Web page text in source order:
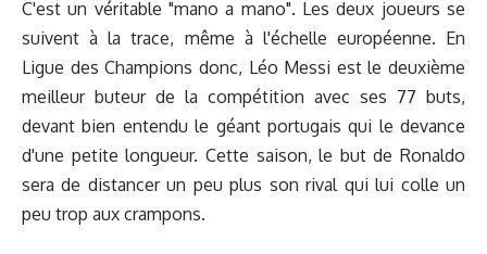
C'est un véritable "mano a mano". Les deux joueurs se
suivent à la trace, même à l'échelle européenne. En
Ligue des Champions donc, Léo Messi est le deuxième
meilleur buteur de la compétition avec ses 77 buts,
devant bien entendu le géant portugais qui le devance
d'une petite longueur. Cette saison, le but de Ronaldo
sera de distancer un peu plus son rival qui lui colle un
peu trop aux crampons.